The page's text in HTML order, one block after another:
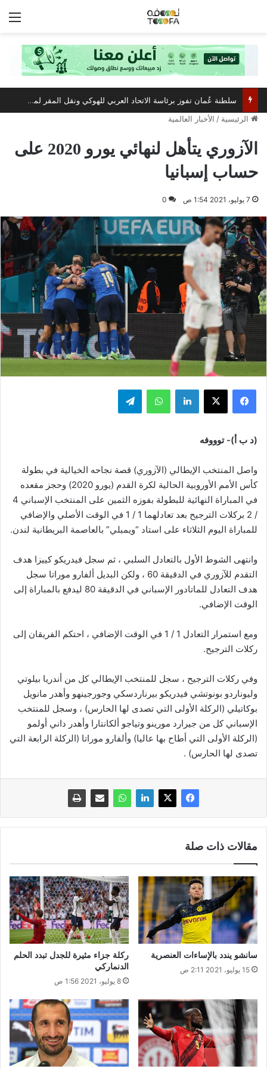
سلطنة عُمان تفوز برئاسة الاتحاد العربي للهوكي ونقل المقر لمسقط
الرئيسية / الأخبار العالمية
الآزوري يتأهل لنهائي يورو 2020 على
حساب إسبانيا
7 يوليو، 2021 1:54 ص 0
فيسبوك ‫X لينكدإن واتساب تيلقرام
(د ب أ)- توووفه
واصل المنتخب الإيطالي (الآزوري) قصة نجاحه الخيالية في بطولة
كأس الأمم الأوروبية الحالية لكرة القدم (يورو 2020) وحجز مقعده
في المباراة النهائية للبطولة بفوزه الثمين على المنتخب الإسباني 4
/ 2 بركلات الترجيح بعد تعادلهما 1 / 1 في الوقت الأصلي والإضافي
للمباراة اليوم الثلاثاء على استاد “ويمبلي” بالعاصمة البريطانية لندن.
وانتهى الشوط الأول بالتعادل السلبي ، ثم سجل فيدريكو كييزا هدف
التقدم للآزوري في الدقيقة 60 ، ولكن البديل ألفارو موراتا سجل
هدف التعادل للماتادور الإسباني في الدقيقة 80 ليدفع بالمباراة إلى
الوقت الإضافي.
ومع استمرار التعادل 1 / 1 في الوقت الإضافي ، احتكم الفريقان إلى
ركلات الترجيح.
وفي ركلات الترجيح ، سجل للمنتخب الإيطالي كل من أندريا بيلوتي
وليوناردو بونوتشي فيدريكو بيرناردسكي وجورجينهو وأهدر مانويل
بوكاتيلي (الركلة الأولى التي تصدى لها الحارس) ، وسجل للمنتخب
الإسباني كل من جيرارد مورينو وتياجو ألكانتارا وأهدر داني أولمو
(الركلة الأولى التي أطاح بها عاليا) وألفارو موراتا (الركلة الرابعة التي
تصدى لها الحارس) .
مقالات ذات صلة
سانشو يندد بالإساءات العنصرية
15 يوليو، 2021 2:11 ص
ركلة جزاء مثيرة للجدل تبدد الحلم
الدنماركي
8 يوليو، 2021 1:56 ص